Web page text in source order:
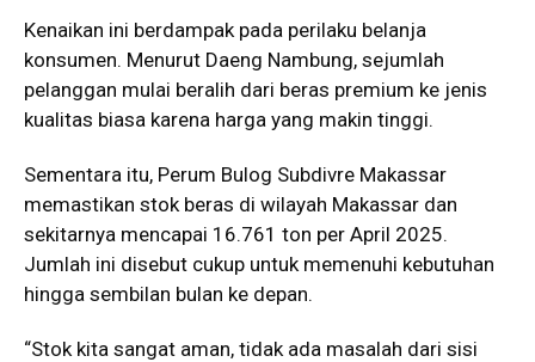
Kenaikan ini berdampak pada perilaku belanja
konsumen. Menurut Daeng Nambung, sejumlah
pelanggan mulai beralih dari beras premium ke jenis
kualitas biasa karena harga yang makin tinggi.
Sementara itu, Perum Bulog Subdivre Makassar
memastikan stok beras di wilayah Makassar dan
sekitarnya mencapai 16.761 ton per April 2025.
Jumlah ini disebut cukup untuk memenuhi kebutuhan
hingga sembilan bulan ke depan.
“Stok kita sangat aman, tidak ada masalah dari sisi